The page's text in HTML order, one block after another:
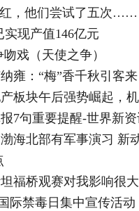
红，他们尝试了五次……
现产值146亿元
戏（天使之争）
雍：“梅”香千秋引客来
板块午后强势崛起，
7句重要提醒-世界新
海北部有军事演习 新
福桥观赛对我影响很
际禁毒日集中宣传活动